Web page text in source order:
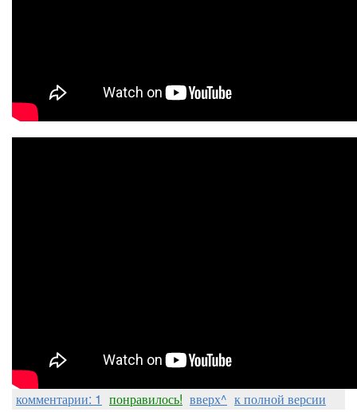
комментарии: 1 понравилось! вверх^ к полной версии